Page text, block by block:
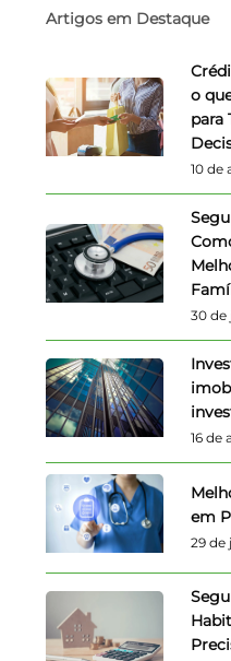
Artigos em Destaque
o
para
10 de
30 de
16 de
em
29 de